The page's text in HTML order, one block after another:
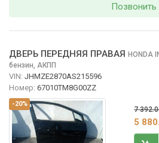
Позвонить
-20%
ДВЕРЬ ПЕРЕДНЯЯ ПРАВАЯ HONDA
бензин, АКПП
VIN: JHMZE2870AS215596
Номер: 67010TM8G00ZZ
7
5